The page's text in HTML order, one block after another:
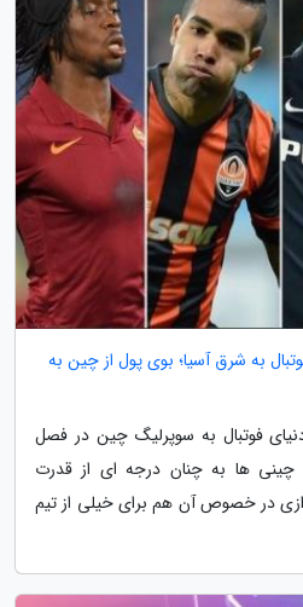
به شرق آسیا؛ بوی پول از چین به
فوتبال به سوپرلیگ چین در فصل
چینی ها به چنان درجه ای از قدرت
در خصوص آن هم برای خیلی از تیم